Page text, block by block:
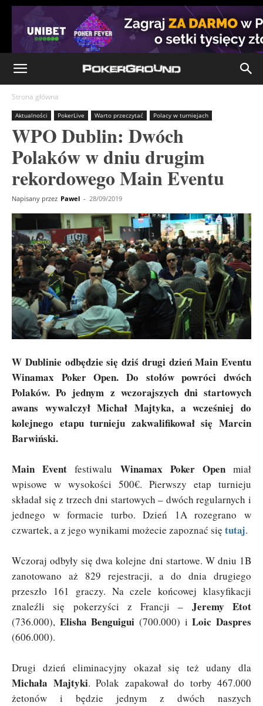
Strona główna
Aktualności PokerLive Warto przeczytać Polacy w turniejach
WPO Dublin: Dwóch
Polaków w dniu drugim
rekordowego Main Eventu
Napisany przez Pawel - 28/09/2019
W Dublinie odbędzie się dziś drugi dzień Main Eventu
Winamax Poker Open. Do stołów powróci dwóch
Polaków. Po jednym z wczorajszych dni startowych
awans wywalczył Michał Majtyka, a wcześniej do
kolejnego etapu turnieju zakwalifikował się Marcin
Barwiński.
Main Event festiwalu Winamax Poker Openmiał
wpisowe w wysokości 500€. Pierwszy etap turnieju
składał się z trzech dni startowych – dwóch regularnych i
jednego w formacie turbo. Dzień 1A rozegrano w
czwartek, a z jego wynikami możecie zapoznać się tutaj.
Wczoraj odbyły się dwa kolejne dni startowe. W dniu 1B
zanotowano aż 829 rejestracji, a do dnia drugiego
przeszło 161 graczy. Na czele końcowej klasyfikacji
znaleźli się pokerzyści z Francji – Jeremy Etot
(736.000), Elisha Benguigui (700.000) iLoic Daspres
(606.000).
Drugi dzień eliminacyjny okazał się też udany dla
Michała Majtyki. Polak zapakował do torby 467.000
żetonów i będzie jednym z dwóch naszych